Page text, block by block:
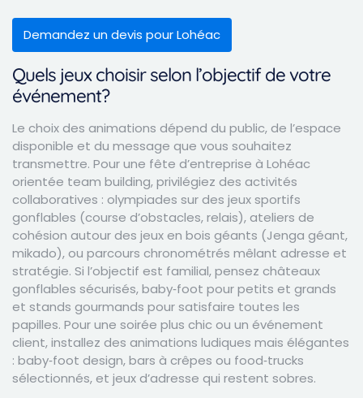
Demandez un devis pour Lohéac
Quels jeux choisir selon l’objectif de votre
événement?
Le choix des animations dépend du public, de l’espace
disponible et du message que vous souhaitez
transmettre. Pour une fête d’entreprise à Lohéac
orientée team building, privilégiez des activités
collaboratives : olympiades sur des jeux sportifs
gonflables (course d’obstacles, relais), ateliers de
cohésion autour des jeux en bois géants (Jenga géant,
mikado), ou parcours chronométrés mêlant adresse et
stratégie. Si l’objectif est familial, pensez châteaux
gonflables sécurisés, baby‑foot pour petits et grands
et stands gourmands pour satisfaire toutes les
papilles. Pour une soirée plus chic ou un événement
client, installez des animations ludiques mais élégantes
: baby‑foot design, bars à crêpes ou food‑trucks
sélectionnés, et jeux d’adresse qui restent sobres.